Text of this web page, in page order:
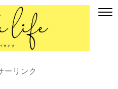
ーリンク